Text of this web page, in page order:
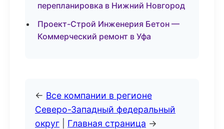
перепланировка в Нижний Новгород
Проект-Строй Инженерия Бетон —
Коммерческий ремонт в Уфа
← Все компании в регионе
Северо-Западный федеральный
округ
Главная страница →